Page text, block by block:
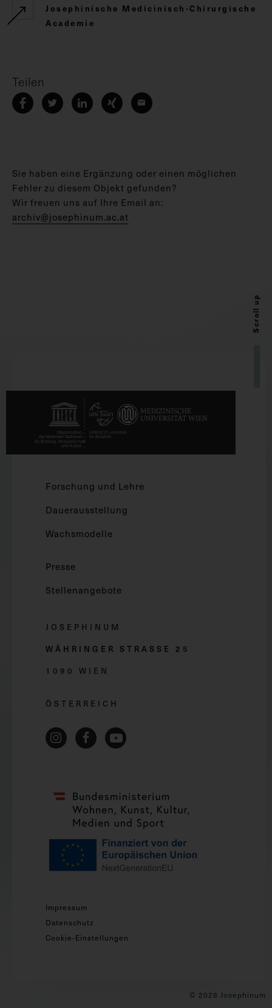
Josephinische Medicinisch-Chirurgische
Academie
Teilen
Sie haben eine Ergänzung oder einen möglichen
Fehler zu diesem Objekt gefunden?
Wir freuen uns auf Ihre Email an:
archiv@josephinum.ac.at
Scroll up
Forschung und Lehre
Dauerausstellung
Wachsmodelle
Presse
Stellenangebote
JOSEPHINUM
WÄHRINGER STRASSE 2 5
1090 WIEN
ÖSTERREICH
Impressum
Datenschutz
Cookie-Einstellungen
© 2026 Josephinum